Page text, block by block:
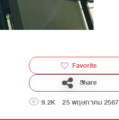
Favorite
Share
9.2K
25 พฤษภาคม 2567